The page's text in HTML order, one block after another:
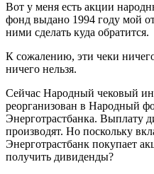
Вот у меня есть акции
фонд выдано 1994 году мой
ними сделать куда обратится.
К сожалению, эти чеки
ничего нельзя.
Сейчас Народный чековый
реорганизован в Народный
Энерготрастбанка. Выплату
производят. Но поскольку
Энерготрастбанк покупает
получить дивиденды?